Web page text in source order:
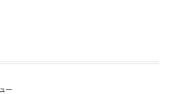
ー